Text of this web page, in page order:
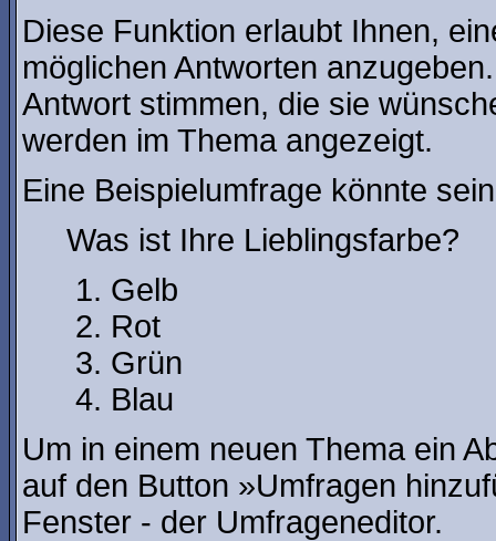
Diese Funktion erlaubt Ihnen,
möglichen Antworten
Antwort stimmen, die sie
werden im Thema angezeigt.
Eine Beispielumfrage könnte
Was ist Ihre Lieblingsfarbe?
Gelb
Rot
Grün
Blau
Um in einem neuen Thema ein
auf den Button »Umfragen
Fenster - der Umfrageneditor.